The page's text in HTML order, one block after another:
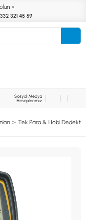
Altın Eleme
Kitleri
İÇİN
(MARKA)
»
321 45 59
Sosyal Medya
Hesaplarımız
Tek Para & Hobi